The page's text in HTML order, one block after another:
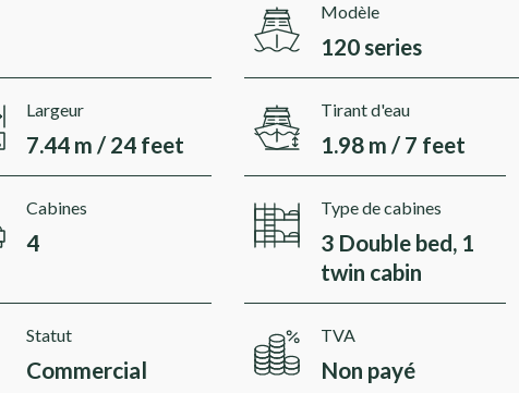
Modèle
120 series
Largeur
7.44 m / 24 feet
Tirant d'eau
1.98 m / 7 feet
Cabines
4
Type de cabines
3 Double bed, 1
twin cabin
Statut
Commercial
TVA
Non payé